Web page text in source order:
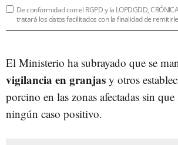
De conformidad con el RGPD y la LOPDGDD,
tratará los datos facilitados con la finalidad de
El Ministerio ha subrayado que se
vigilancia en granjas y otros
porcino en las zonas afectadas sin que
ningún caso positivo.